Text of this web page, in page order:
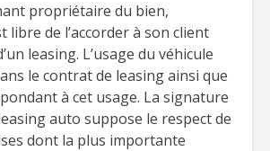
propriétaire du bien,
libre de l’accorder à son client
leasing. L’usage du véhicule
le contrat de leasing ainsi que
à cet usage. La signature
auto suppose le respect de
dont la plus importante